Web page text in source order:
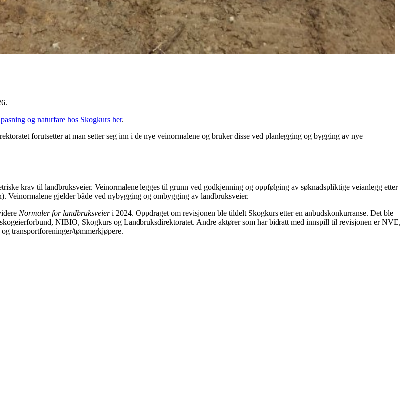
og naturfare hos Skogkurs her.
forutsetter at man setter seg inn i de nye veinormalene og bruker disse ved planlegging og bygging av nye
krav til landbruksveier. Veinormalene legges til grunn ved godkjenning og oppfølging av søknadspliktige veianlegg etter
gjelder både ved nybygging og ombygging av landbruksveier.
Normaler for landbruksveieri 2024. Oppdraget om revisjonen ble tildelt Skogkurs etter en anbudskonkurranse. Det ble
NIBIO, Skogkurs og Landbruksdirektoratet. Andre aktører som har bidratt med innspill til revisjonen er NVE,
transportforeninger/tømmerkjøpere.